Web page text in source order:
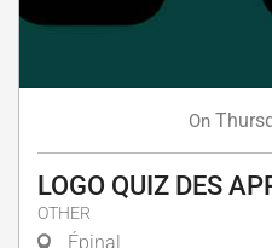
On
LOGO QUIZ DES
OTHER
Épinal